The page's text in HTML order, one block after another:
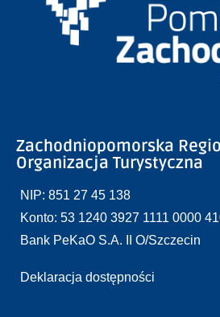
Zachodniopomorska
Organizacja Turystyczna
NIP: 851 27 45 138
Konto: 53 1240 3927 1111 0000
Bank PeKaO S.A. II O/Szczecin
Deklaracja dostępności